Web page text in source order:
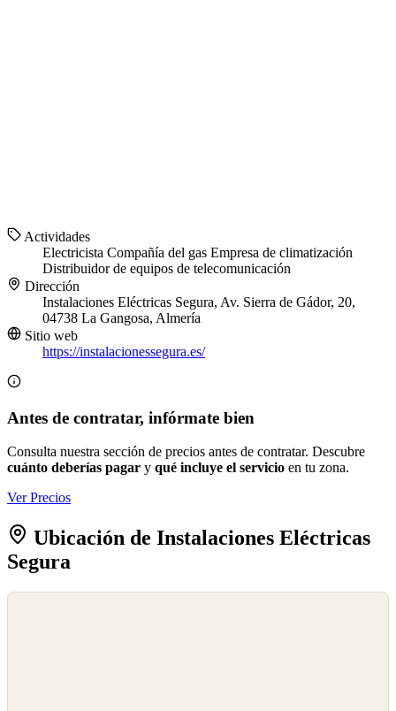
Actividades
Electricista Compañía del gas Empresa de climatización
Distribuidor de equipos de telecomunicación
Dirección
Instalaciones Eléctricas Segura, Av. Sierra de Gádor, 20,
04738 La Gangosa, Almería
Sitio web
https://instalacionessegura.es/
Antes de contratar, infórmate bien
Consulta nuestra sección de precios antes de contratar. Descubre
cuánto deberías pagar y qué incluye el servicio en tu zona.
Ver Precios
Ubicación de Instalaciones Eléctricas
Segura